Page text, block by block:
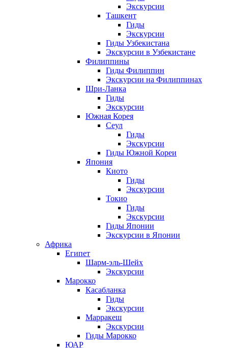
Экскурсии
Ташкент
Гиды
Экскурсии
Гиды Узбекистана
Экскурсии в Узбекистане
Филиппины
Гиды Филиппин
Экскурсии на Филиппинах
Шри-Ланка
Гиды
Экскурсии
Южная Корея
Сеул
Гиды
Экскурсии
Гиды Южной Кореи
Япония
Киото
Гиды
Экскурсии
Токио
Гиды
Экскурсии
Гиды Японии
Экскурсии в Японии
Африка
Египет
Шарм-эль-Шейх
Экскурсии
Марокко
Касабланка
Гиды
Экскурсии
Марракеш
Экскурсии
Гиды Марокко
ЮАР